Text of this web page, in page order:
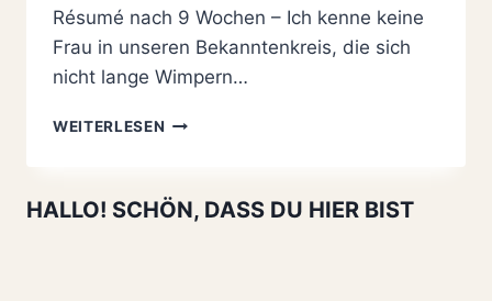
Résumé nach 9 Wochen – Ich kenne keine
Frau in unseren Bekanntenkreis, die sich
nicht lange Wimpern…
WEITERLESEN WIMPERNSERUM
RÉSUMÉ
HALLO! SCHÖN, DASS DU HIER BIST